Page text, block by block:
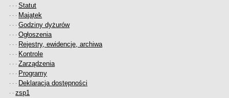
· · ·Statut
· · · Majątek
· · ·Godziny dyżurów
· · ·Ogłoszenia
· · · Rejestry, ewidencje, archiwa
· · · Kontrole
· · ·Zarządzenia
· · · Programy
· · · Deklaracja dostępności
· ·zsp1